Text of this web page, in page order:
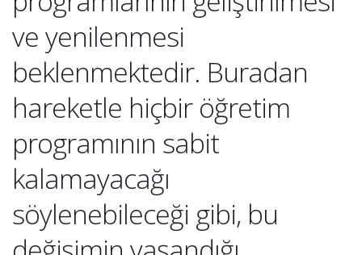
ve yenilenmesi
beklenmektedir. Buradan
hareketle hiçbir öğretim
programının sabit
kalamayacağı
söylenebileceği gibi, bu